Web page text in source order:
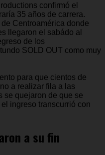
confirmó el
35 años de carrera.
Centroamérica donde
llegaron el sabádo al
de los
SOLD OUT como muy
para que cientos de
a realizar fila a las
se quejaron de que se
ingreso transcurrió con
a su fin